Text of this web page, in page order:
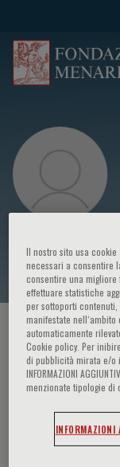
Arrigo
HOME PAGE /
Arrigo
Il nostro sito usa
necessari a consentire
consentire una
effettuare statistiche
per sottoporti
manifestate
automaticamente
Cookie policy. Per
di pubblicità mirata e/o
INFORMAZIONI
menzionate tipologie di
INFORMAZIONI